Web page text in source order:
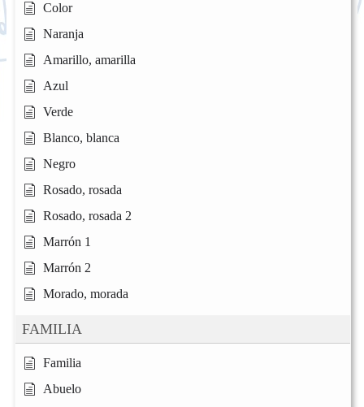
Color
Naranja
Amarillo, amarilla
Azul
Verde
Blanco, blanca
Negro
Rosado, rosada
Rosado, rosada 2
Marrón 1
Marrón 2
Morado, morada
FAMILIA
Familia
Abuelo